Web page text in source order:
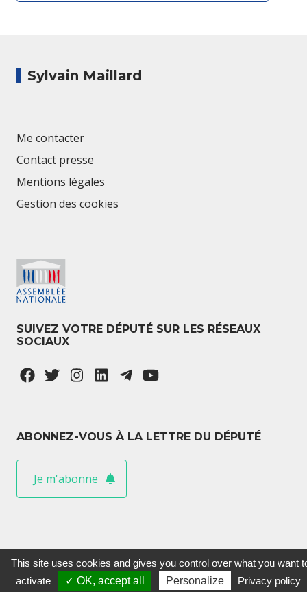
Sylvain Maillard
Me contacter
Contact presse
Mentions légales
Gestion des cookies
SUIVEZ VOTRE DÉPUTÉ SUR LES RÉSEAUX
SOCIAUX
ABONNEZ-VOUS À LA LETTRE DU DÉPUTÉ
Je m'abonne
Sylvain Maillard © 2020 Tous droits réservés.
This site uses cookies and gives you control over what you want
activate
✓ OK, accept all Personalize Privacy policy